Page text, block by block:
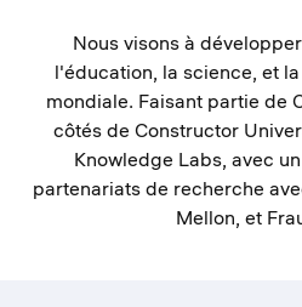
Nous visons à
l'éducation, la science, et
mondiale. Faisant partie de
côtés de Constructor
Knowledge Labs, avec
partenariats de recherche
Mellon, et